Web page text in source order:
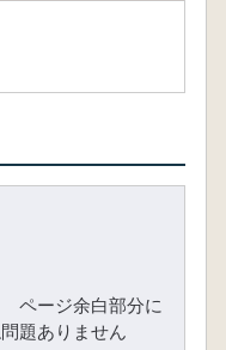
ページ余白部分に
題ありません